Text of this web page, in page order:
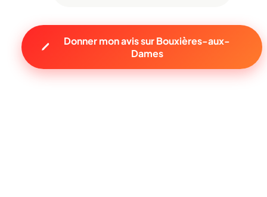
Donner mon avis sur Bouxières-aux-
Dames